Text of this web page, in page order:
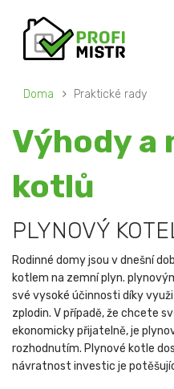
Doma Praktické rady
Výhody a
kotlů
PLYNOVÝ
Rodinné domy jsou v dnešní
kotlem na zemní plyn.
své vysoké účinnosti díky
zplodin. V případě, že chcete
ekonomicky přijatelně, je
rozhodnutím. Plynové kotle
návratnost investic je